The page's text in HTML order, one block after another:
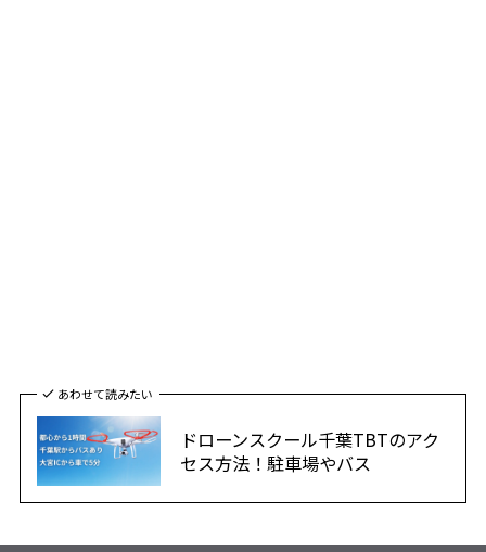
あわせて読みたい
ドローンスクール千葉TBTのアク
セス方法！駐車場やバス